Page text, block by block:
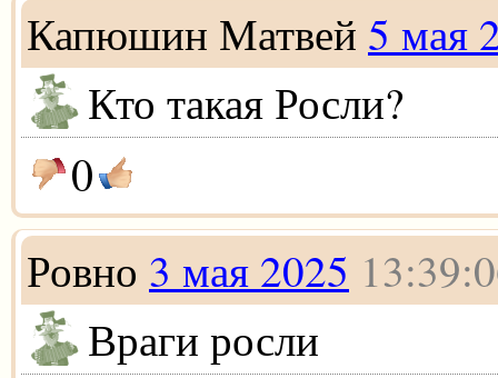
Капюшин Матвей 5 мая
Кто такая Росли?
0
Ровно 3 мая 2025
Враги росли